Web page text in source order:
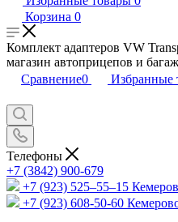
Корзина 0
Комплект адаптеров VW
магазин автоприцепов и
Сравнение0 Избранные
Телефоны
+7 (3842) 900-679
+7 (923) 525–55–15
+7 (923) 608-50-60